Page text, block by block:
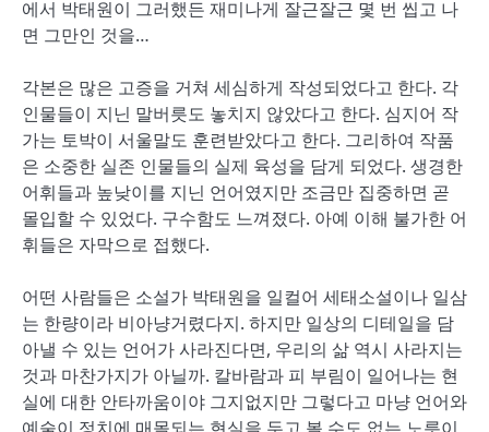
에서 박태원이 그러했든 재미나게 잘근잘근 몇 번 씹고 나
면 그만인 것을…
각본은 많은 고증을 거쳐 세심하게 작성되었다고 한다. 각
인물들이 지닌 말버릇도 놓치지 않았다고 한다. 심지어 작
가는 토박이 서울말도 훈련받았다고 한다. 그리하여 작품
은 소중한 실존 인물들의 실제 육성을 담게 되었다. 생경한
어휘들과 높낮이를 지닌 언어였지만 조금만 집중하면 곧
몰입할 수 있었다. 구수함도 느껴졌다. 아예 이해 불가한 어
휘들은 자막으로 접했다.
어떤 사람들은 소설가 박태원을 일컬어 세태소설이나 일삼
는 한량이라 비아냥거렸다지. 하지만 일상의 디테일을 담
아낼 수 있는 언어가 사라진다면, 우리의 삶 역시 사라지는
것과 마찬가지가 아닐까. 칼바람과 피 부림이 일어나는 현
실에 대한 안타까움이야 그지없지만 그렇다고 마냥 언어와